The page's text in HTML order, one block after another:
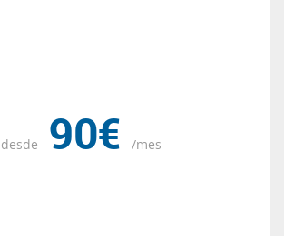
desde 90€ /mes